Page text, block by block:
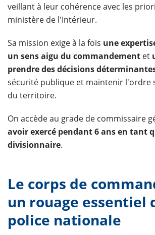
veillant à leur cohérence avec les
ministère de l'Intérieur.
Sa mission exige à la fois une
un sens aigu du commandement et
prendre des décisions
sécurité publique et maintenir l'ordre
du territoire.
On accède au grade de commissaire
avoir exercé pendant 6 ans en tant
divisionnaire.
Le corps de
un rouage essentiel
police nationale